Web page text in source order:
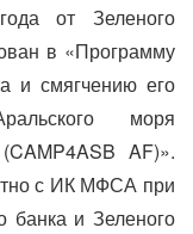
от Зеленого
в «Программу
и смягчению его
моря
AF)».
с ИК МФСА при
банка и Зеленого